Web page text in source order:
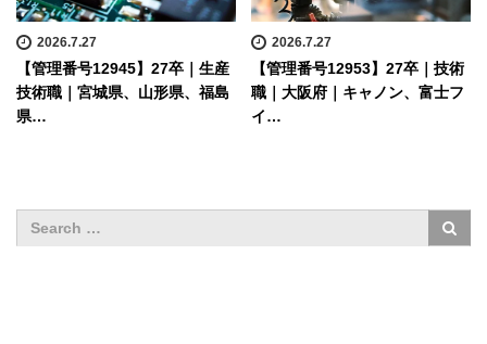
2026.7.27
【管理番号12945】27卒｜生産
技術職｜宮城県、山形県、福島
県…
2026.7.27
【管理番号12953】27卒｜技術
職｜大阪府｜キャノン、富士フ
イ…